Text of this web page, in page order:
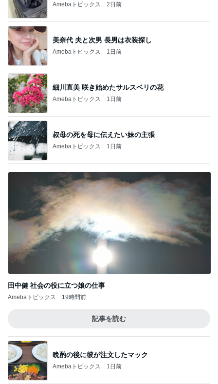
Amebaトピックス 2日前
美奈代 夫と次男 長男は衣装探し
Amebaトピックス 1日前
細川直美 咲き始めたサルスベリの花
Amebaトピックス 1日前
叔母の死を母に伝えたい妹の主張
Amebaトピックス 1日前
田中健 社会の役に立つ娘の仕事
Amebaトピックス 19時間前
記事を読む
晩酌の後に彼が注文したマック
Amebaトピックス 1日前